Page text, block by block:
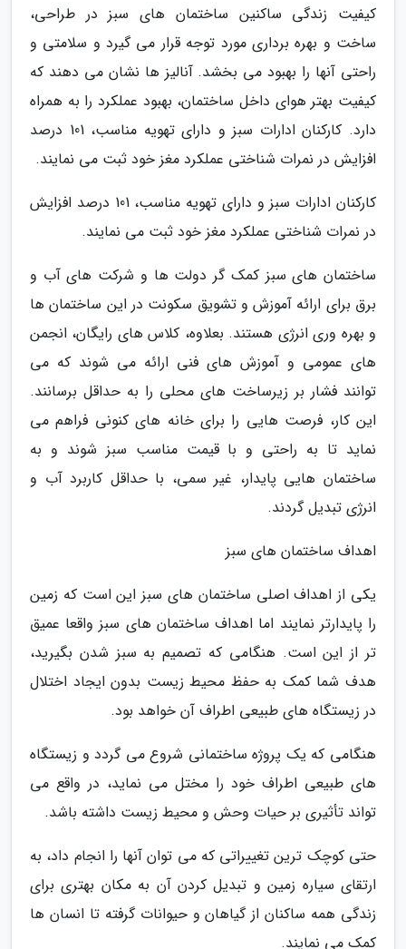
کیفیت زندگی ساکنین ساختمان های سبز در طراحی،
ساخت و بهره برداری مورد توجه قرار می گیرد و سلامتی و
راحتی آنها را بهبود می بخشد. آنالیز ها نشان می دهند که
کیفیت بهتر هوای داخل ساختمان، بهبود عملکرد را به همراه
دارد. کارکنان ادارات سبز و دارای تهویه مناسب، 101 درصد
افزایش در نمرات شناختی عملکرد مغز خود ثبت می نمایند.
کارکنان ادارات سبز و دارای تهویه مناسب، 101 درصد افزایش
در نمرات شناختی عملکرد مغز خود ثبت می نمایند.
ساختمان های سبز کمک گر دولت ها و شرکت های آب و
برق برای ارائه آموزش و تشویق سکونت در این ساختمان ها
و بهره وری انرژی هستند. بعلاوه، کلاس های رایگان، انجمن
های عمومی و آموزش های فنی ارائه می شوند که می
توانند فشار بر زیرساخت های محلی را به حداقل برسانند.
این کار، فرصت هایی را برای خانه های کنونی فراهم می
نماید تا به راحتی و با قیمت مناسب سبز شوند و به
ساختمان هایی پایدار، غیر سمی، با حداقل کاربرد آب و
انرژی تبدیل گردند.
اهداف ساختمان های سبز
یکی از اهداف اصلی ساختمان های سبز این است که زمین
را پایدارتر نمایند اما اهداف ساختمان های سبز واقعا عمیق
تر از این است. هنگامی که تصمیم به سبز شدن بگیرید،
هدف شما کمک به حفظ محیط زیست بدون ایجاد اختلال
در زیستگاه های طبیعی اطراف آن خواهد بود.
هنگامی که یک پروژه ساختمانی شروع می گردد و زیستگاه
های طبیعی اطراف خود را مختل می نماید، در واقع می
تواند تأثیری بر حیات وحش و محیط زیست داشته باشد.
حتی کوچک ترین تغییراتی که می توان آنها را انجام داد، به
ارتقای سیاره زمین و تبدیل کردن آن به مکان بهتری برای
زندگی همه ساکنان از گیاهان و حیوانات گرفته تا انسان ها
کمک می نمایند.